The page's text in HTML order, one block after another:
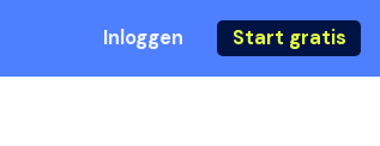
Inloggen Start gratis